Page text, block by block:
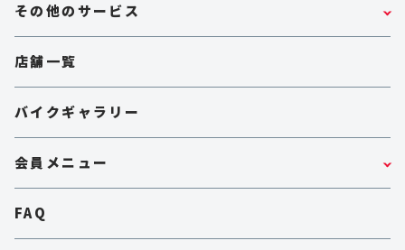
その他のサービス
店舗一覧
バイクギャラリー
会員メニュー
FAQ